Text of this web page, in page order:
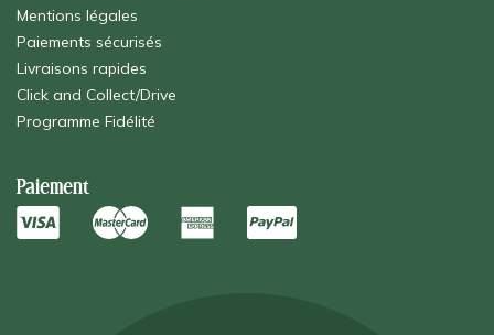
Mentions légales
Paiements sécurisés
Livraisons rapides
Click and Collect/Drive
Programme Fidélité
Paiement